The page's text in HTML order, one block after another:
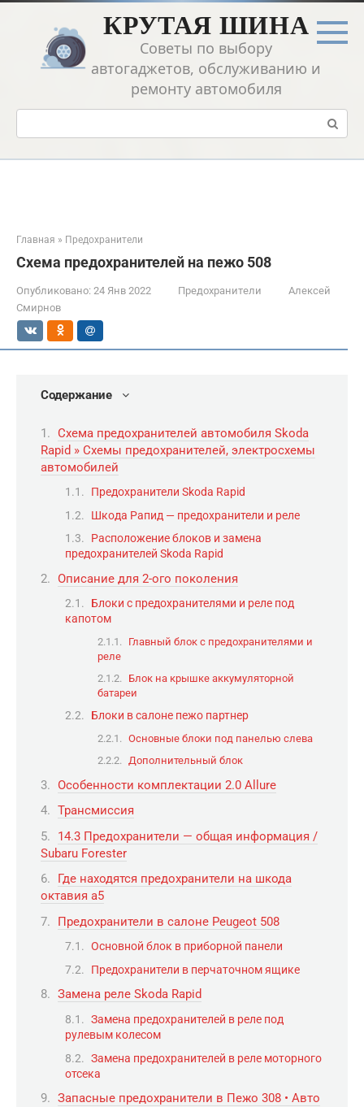
Перейти
контенту
КРУТАЯ ШИНА
Советы по выбору
автогаджетов, обслуживанию и
ремонту автомобиля
Поиск:
Главная » Предохранители
Схема предохранителей на пежо 508
Опубликовано: 24 Янв 2022 Предохранители
Алексей
Смирнов
Содержание
Схема предохранителей автомобиля Skoda
Rapid » Схемы предохранителей, электросхемы
автомобилей
Предохранители Skoda Rapid
Шкода Рапид — предохранители и реле
Расположение блоков и замена
предохранителей Skoda Rapid
Описание для 2-ого поколения
Блоки с предохранителями и реле под
капотом
Главный блок с предохранителями и
реле
Блок на крышке аккумуляторной
батареи
Блоки в салоне пежо партнер
Основные блоки под панелью слева
Дополнительный блок
Особенности комплектации 2.0 Allure
Трансмиссия
14.3 Предохранители — общая информация /
Subaru Forester
Где находятся предохранители на шкода
октавия а5
Предохранители в салоне Peugeot 508
Основной блок в приборной панели
Предохранители в перчаточном ящике
Замена реле Skoda Rapid
Замена предохранителей в реле под
рулевым колесом
Замена предохранителей в реле моторного
отсека
Запасные предохранители в Пежо 308 • Авто